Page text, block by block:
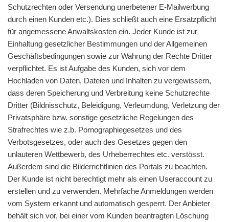
Schutzrechten oder Versendung unerbetener E-Mailwerbung
durch einen Kunden etc.). Dies schließt auch eine Ersatzpflicht
für angemessene Anwaltskosten ein. Jeder Kunde ist zur
Einhaltung gesetzlicher Bestimmungen und der Allgemeinen
Geschäftsbedingungen sowie zur Wahrung der Rechte Dritter
verpflichtet. Es ist Aufgabe des Kunden, sich vor dem
Hochladen von Daten, Dateien und Inhalten zu vergewissern,
dass deren Speicherung und Verbreitung keine Schutzrechte
Dritter (Bildnisschutz, Beleidigung, Verleumdung, Verletzung der
Privatsphäre bzw. sonstige gesetzliche Regelungen des
Strafrechtes wie z.b. Pornographiegesetzes und des
Verbotsgesetzes, oder auch des Gesetzes gegen den
unlauteren Wettbewerb, des Urheberrechtes etc. verstösst.
Außerdem sind die Bilderrichtlinien des Portals zu beachten.
Der Kunde ist nicht berechtigt mehr als einen Useraccount zu
erstellen und zu verwenden. Mehrfache Anmeldungen werden
vom System erkannt und automatisch gesperrt. Der Anbieter
behält sich vor, bei einer vom Kunden beantragten Löschung